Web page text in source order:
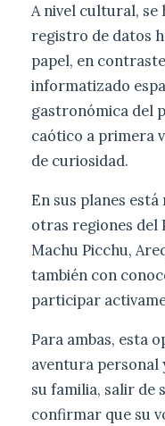
A nivel cultural,
registro de datos
papel, en
informatizado
gastronómica del
caótico a primera
de curiosidad.
En sus planes
otras regiones del
Machu Picchu,
también con
participar
Para ambas, esta
aventura personal
su familia, salir de
confirmar que su